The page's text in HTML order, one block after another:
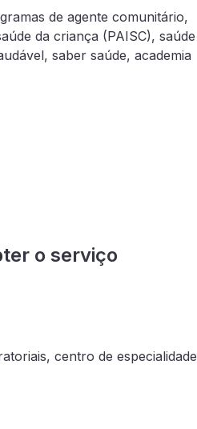
de agente comunitário,
da criança (PAISC), saúde
saber saúde, academia
o serviço
centro de especialidade